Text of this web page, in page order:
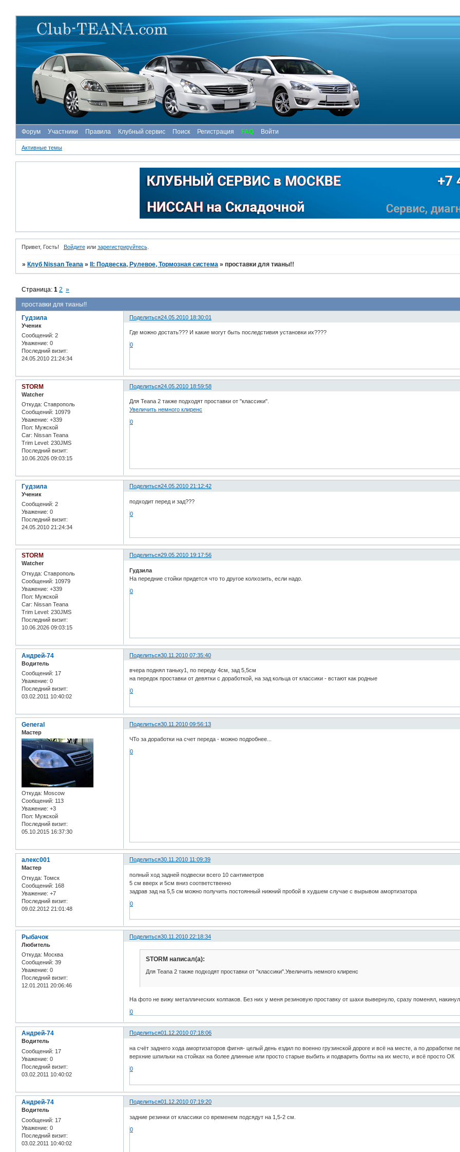
Форум Участники Правила Клубный сервис Поиск Регистрация FAQ Войти
Активные темы
Привет, Гость! Войдитеили зарегистрируйтесь.
» Клуб Nissan Teana » II: Подвеска, Рулевое, Тормозная система »проставки для тианы!!
проставки для тианы!!
Страница:1 2 »
Поделиться24.05.2010 18:30:01
Гудзила
Ученик
Сообщений: 2
Уважение: 0
Последний визит:
24.05.2010 21:24:34
Где можно достать??? И какие могут быть последстивия установки их????
0
Поделиться24.05.2010 18:59:58
STORM
Watcher
Откуда: Ставрополь
Сообщений: 10979
Уважение: +339
Пол: Мужской
Car: Nissan Teana
Trim Level: 230JMS
Последний визит:
10.06.2026 09:03:15
Для Teana 2 также подходят проставки от "классики".
Увеличить немного клиренс
0
Поделиться24.05.2010 21:12:42
Гудзила
Ученик
Сообщений: 2
Уважение: 0
Последний визит:
24.05.2010 21:24:34
подходит перед и зад???
0
Поделиться29.05.2010 19:17:56
STORM
Watcher
Откуда: Ставрополь
Сообщений: 10979
Уважение: +339
Пол: Мужской
Car: Nissan Teana
Trim Level: 230JMS
Последний визит:
10.06.2026 09:03:15
Гудзила
На передние стойки придется что то другое колхозить, если надо.
0
Поделиться30.11.2010 07:35:40
Андрей-74
Водитель
Сообщений: 17
Уважение: 0
Последний визит:
03.02.2011 10:40:02
вчера поднял таньку1, по переду 4см, зад 5,5см
на передок проставки от девятки с доработкой, на зад кольца от классики - встают как родные
0
Поделиться30.11.2010 09:56:13
General
Мастер
Откуда: Moscow
Сообщений: 113
Уважение: +3
Пол: Мужской
Последний визит:
05.10.2015 16:37:30
ЧТо за доработки на счет переда - можно подробнее...
0
Поделиться30.11.2010 11:09:39
алекс001
Мастер
Откуда: Томск
Сообщений: 168
Уважение: +7
Последний визит:
09.02.2012 21:01:48
полный ход задней подвески всего 10 сантиметров
5 см вверх и 5см вниз соответственно
задрав зад на 5,5 см можно получить постоянный нижний пробой в худшем случае с вырывом амортизатора
0
Поделиться30.11.2010 22:18:34
Рыбачок
Любитель
Откуда: Москва
Сообщений: 39
Уважение: 0
Последний визит:
12.01.2011 20:06:46
STORM написал(а):
Для Teana 2 также подходят проставки от "классики".Увеличить немного клиренс
На фото не вижу металлических колпаков. Без них у меня резиновую проставку от шахи вывернуло, сразу поменял,
0
Поделиться01.12.2010 07:18:06
Андрей-74
Водитель
Сообщений: 17
Уважение: 0
Последний визит:
03.02.2011 10:40:02
на счёт заднего хода амортизаторов фигня- целый день ездил по военно грузинской дороге и всё на месте, а по
верхние шпильки на стойках на более длинные или просто старые выбить и подварить болты на их место, и всё просто ОК
0
Поделиться01.12.2010 07:19:20
Андрей-74
Водитель
Сообщений: 17
Уважение: 0
Последний визит:
03.02.2011 10:40:02
задние резинки от классики со временем подсядут на 1,5-2 см.
0